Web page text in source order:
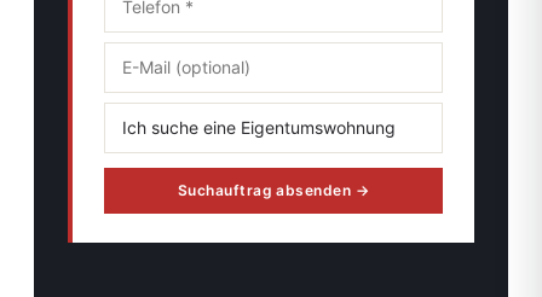
Suchauftrag absenden →